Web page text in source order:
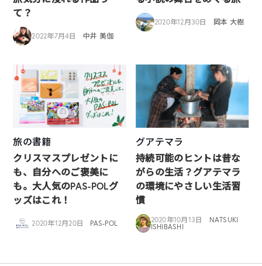
て？
2022年7月4日 中井 美伽
2020年12月30日 岡本 大樹
旅の書籍
クリスマスプレゼントに
も、自分へのご褒美に
も。大人気のPAS-POLグ
ッズはこれ！
2020年12月20日 PAS-POL
グアテマラ
持続可能のヒントは昔な
がらの生活？グアテマラ
の環境にやさしい生活習
慣
2020年10月13日
NATSUKI
ISHIBASHI